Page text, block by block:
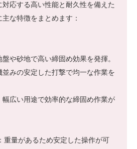
応する高い性能と耐久性を備えた
な特徴をまとめます：
や砂地で高い締固め効果を発揮。
みの安定した打撃で均一な作業を
広い用途で効率的な締固め作業が
重量があるため安定した操作が可